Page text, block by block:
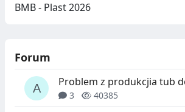
BMB - Plast 2026
Forum
Problem z produkcjia tub
3 40385